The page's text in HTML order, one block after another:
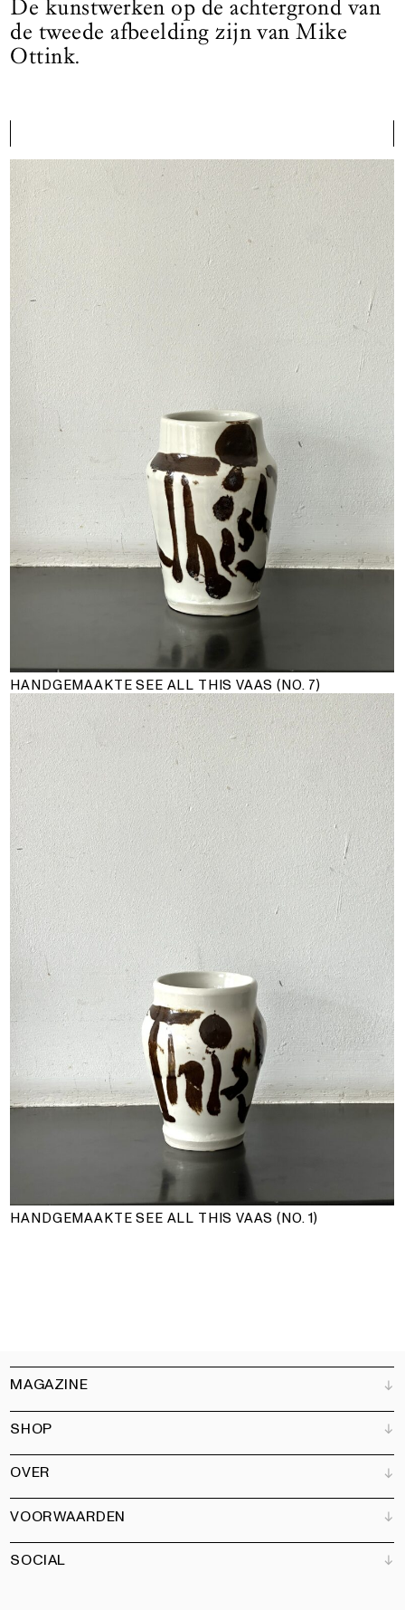
De kunstwerken op de achtergrond van
de tweede afbeelding zijn van Mike
Ottink.
HANDGEMAAKTE SEE ALL THIS VAAS (NO. 7)
HANDGEMAAKTE SEE ALL THIS VAAS (NO. 1)
MAGAZINE
Klantenservice
Verkooppunten
Adverteren
Partners
Kunstbrief
SHOP
Alle producten
Magazine
Boeken
Tuin
OVER
Ons team
Vacatures
Contact
VOORWAARDEN
Algemene voorwaarden
SOCIAL